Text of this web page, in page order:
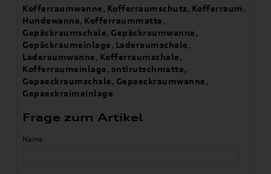
Kofferraumwanne, Kofferraumschutz, Kofferraum,
Hundewanne, Kofferraummatte,
Gepäckraumschale, Gepäckraumwanne,
Gepäckraumeinlage, Laderaumschale,
Laderaumwanne, Kofferraumschale,
Kofferraumeinlage, antirutschmatte,
Gepaeckraumschale, Gepaeckraumwanne,
Gepaeckraimeinlage
Frage zum Artikel
Name